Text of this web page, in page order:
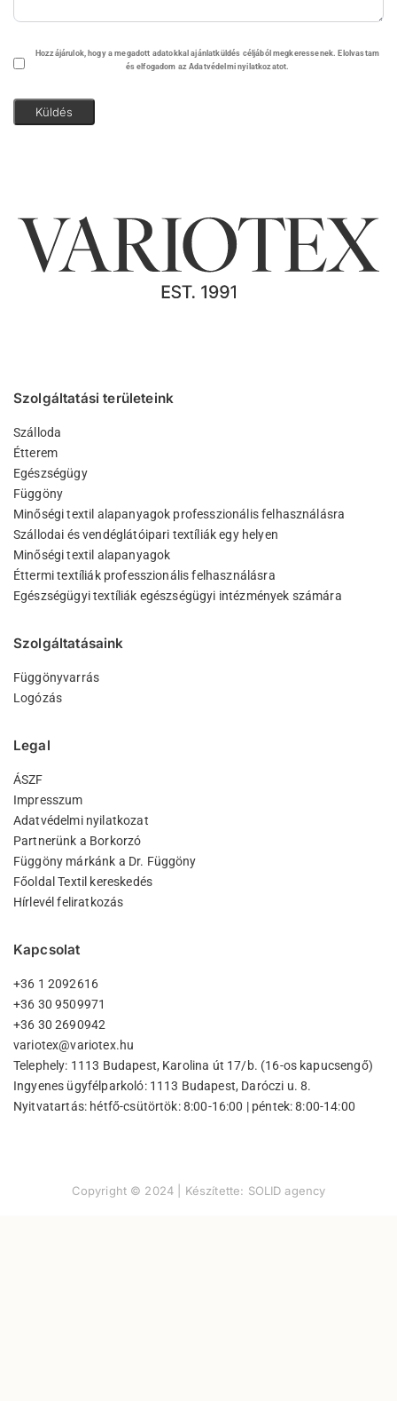
Adatvédelem
Hozzájárulok, hogy a megadott adatokkal ajánlatküldés céljából megkeressenek. Elolvastam
és elfogadom az Adatvédelmi nyilatkozatot.
Szolgáltatási területeink
Szálloda
Étterem
Egészségügy
Függöny
Minőségi textil alapanyagok professzionális felhasználásra
Szállodai és vendéglátóipari textíliák egy helyen
Minőségi textil alapanyagok
Éttermi textíliák professzionális felhasználásra
Egészségügyi textíliák egészségügyi intézmények számára
Szolgáltatásaink
Függönyvarrás
Logózás
Legal
ÁSZF
Impresszum
Adatvédelmi nyilatkozat
Partnerünk a Borkorzó
Függöny márkánk a Dr. Függöny
Főoldal Textil kereskedés
Hírlevél feliratkozás
Kapcsolat
+36 1 2092616
+36 30 9509971
+36 30 2690942
variotex@variotex.hu
Telephely: 1113 Budapest, Karolina út 17/b. (16-os kapucsengő)
Ingyenes ügyfélparkoló: 1113 Budapest, Daróczi u. 8.
Nyitvatartás: hétfő-csütörtök: 8:00-16:00 | péntek: 8:00-14:00
Copyright © 2024 | Készítette: SOLID agency